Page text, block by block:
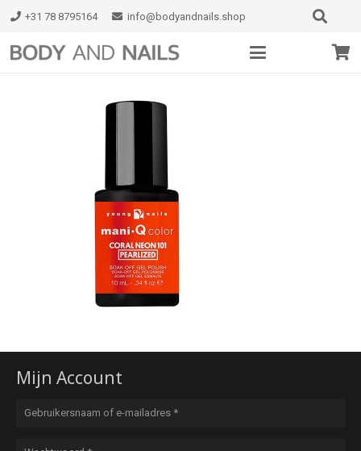
+31 78 8795164 info@bodyandnails.shop
Mijn Account